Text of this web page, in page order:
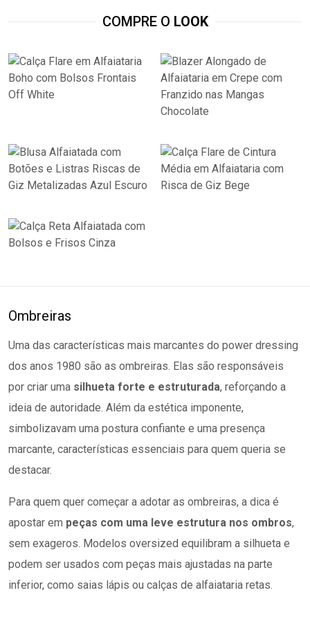
COMPRE O LOOK
Ombreiras
Uma das características mais marcantes do power dressing
dos anos 1980 são as ombreiras. Elas são responsáveis
por criar uma silhueta forte e estruturada, reforçando a
ideia de autoridade. Além da estética imponente,
simbolizavam uma postura confiante e uma presença
marcante, características essenciais para quem queria se
destacar.
Para quem quer começar a adotar as ombreiras, a dica é
apostar em peças com uma leve estrutura nos ombros,
sem exageros. Modelos oversized equilibram a silhueta e
podem ser usados com peças mais ajustadas na parte
inferior, como saias lápis ou calças de alfaiataria retas.